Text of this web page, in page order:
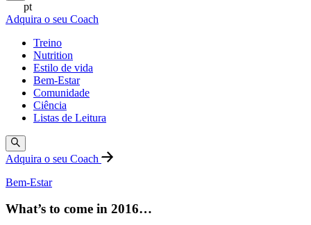
pt
Adquira o seu Coach
Treino
Nutrition
Estilo de vida
Bem-Estar
Comunidade
Ciência
Listas de Leitura
Adquira o seu Coach
Bem-Estar
What’s to come in 2016…